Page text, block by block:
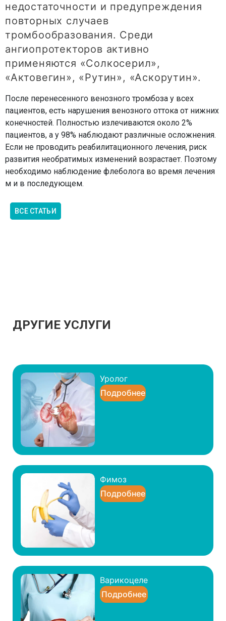
недостаточности и предупреждения
повторных случаев
тромбообразования. Среди
ангиопротекторов активно
применяются «Солкосерил»,
«Актовегин», «Рутин», «Аскорутин».
После перенесенного венозного тромбоза у всех
пациентов, есть нарушения венозного оттока от нижних
конечностей. Полностью излечиваются около 2%
пациентов, а у 98% наблюдают различные осложнения.
Если не проводить реабилитационного лечения, риск
развития необратимых изменений возрастает. Поэтому
необходимо наблюдение флеболога во время лечения
м и в последующем.
ВСЕ СТАТЬИ
ДРУГИЕ УСЛУГИ
Уролог
Подробнее
Фимоз
Подробнее
Варикоцеле
Подробнее